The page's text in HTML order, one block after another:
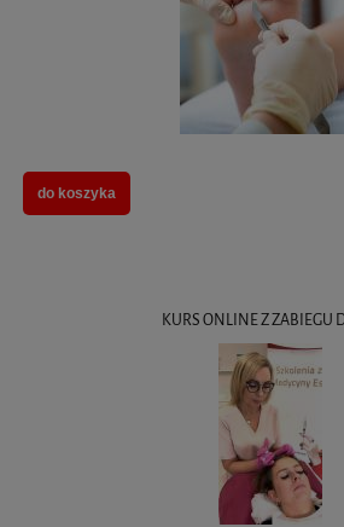
do koszyka
KURS ONLINE Z ZABIEGU